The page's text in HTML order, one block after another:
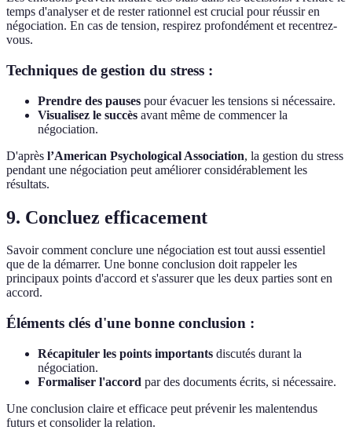
temps d'analyser et de rester rationnel est crucial pour réussir en
négociation. En cas de tension, respirez profondément et recentrez-
vous.
Techniques de gestion du stress :
Prendre des pauses pour évacuer les tensions si nécessaire.
Visualisez le succès avant même de commencer la
négociation.
D'après l’American Psychological Association, la gestion du stress
pendant une négociation peut améliorer considérablement les
résultats.
9. Concluez efficacement
Savoir comment conclure une négociation est tout aussi essentiel
que de la démarrer. Une bonne conclusion doit rappeler les
principaux points d'accord et s'assurer que les deux parties sont en
accord.
Éléments clés d'une bonne conclusion :
Récapituler les points importants discutés durant la
négociation.
Formaliser l'accord par des documents écrits, si nécessaire.
Une conclusion claire et efficace peut prévenir les malentendus
futurs et consolider la relation.